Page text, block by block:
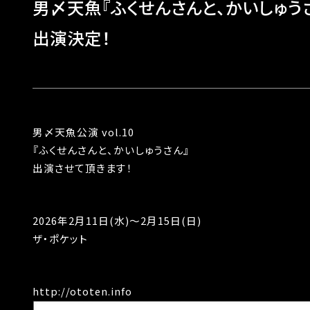
男〆天魚『ふくせんさんと、かいしゅう
出演決定！
男〆天魚公演 vol.10
『ふくせんさんと、かいしゅうさん』
出演させて頂きます！
2026年2月11日(水)〜2月15日(日)
ザ・ポケット
http://ototen.info